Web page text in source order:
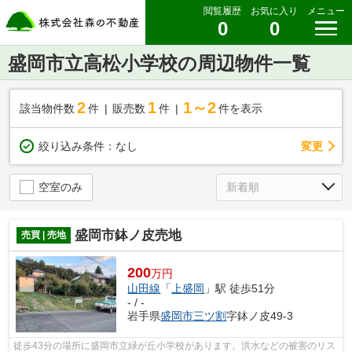
閲覧履歴
0
お気に入り
0
メニュー
盛岡市立高松小学校の周辺物件一覧
該当物件数 2件 販売数 1 件 1～2 件を表示
絞り込み条件： なし 変更
空室のみ
売買 | 売地 盛岡市鉢ノ皮売地
200万円
山田線 「 上盛岡 」駅 徒歩51分
- / -
岩手県盛岡市三ツ割字鉢ノ皮49-3
徒歩43分の場所に盛岡市立緑が丘小学校があります。洪水などの被害のリス